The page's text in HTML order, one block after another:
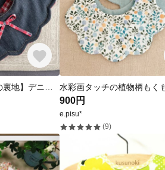
900円
e.pisu*
(9)